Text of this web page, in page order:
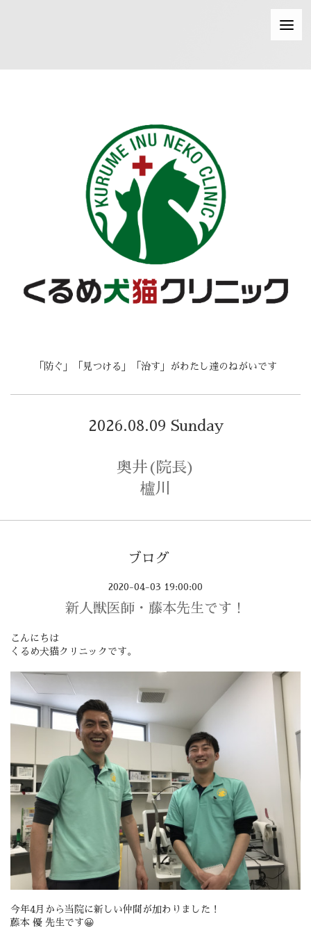
「防ぐ」「見つける」「治す」がわたし達のねがいです
2026.08.09 Sunday
奥井(院長)
櫨川
ブログ
2020-04-03 19:00:00
新人獣医師・藤本先生です！
こんにちは
くるめ犬猫クリニックです。
今年4月から当院に新しい仲間が加わりました！
藤本 優 先生です😀